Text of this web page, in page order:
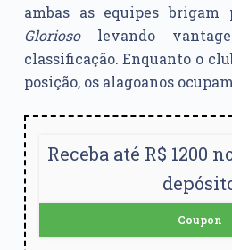
ambas as equipes brigam
Gloriosolevando
classificação. Enquanto o
posição, os alagoanos
Receba até R$ 1200
Coupon